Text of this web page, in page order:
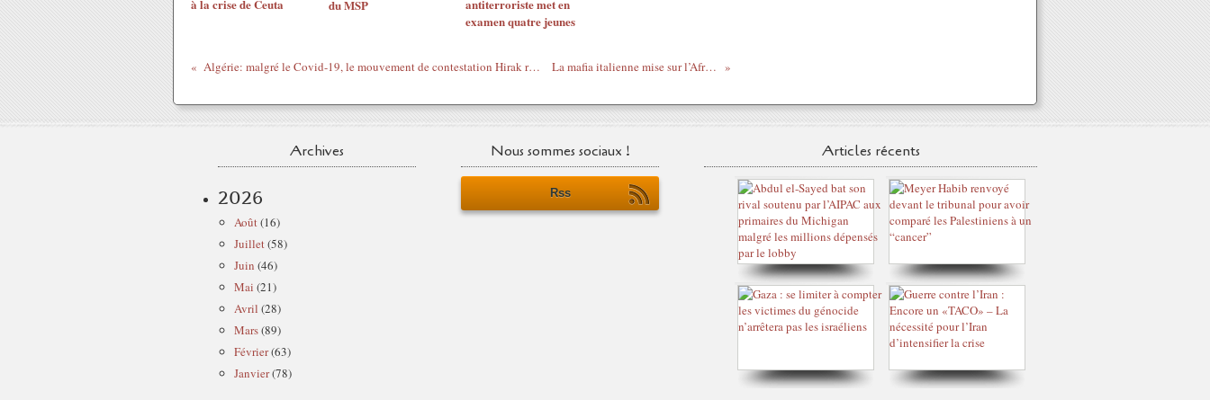
à la crise de Ceuta
du MSP
antiterroriste met en
examen quatre jeunes
Algérie: malgré le Covid-19, le mouvement de contestation Hirak résiste La mafia italienne mise sur l’Afrique
Archives
2026
Août(16)
Juillet(58)
Juin (46)
Mai (21)
Avril (28)
Mars(89)
Février(63)
Janvier(78)
Nous sommes sociaux !
Rss
Articles récents